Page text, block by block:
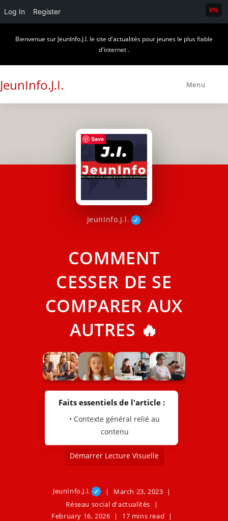
Log In Register
Bienvenue sur JeunInfo.J.I. le site d'actualités pour jeunes le plus fiable
d'internet .
JeunInfo.J.I. Menu
JeunInfo.J.l.
COMMENT
CESSER DE SE
COMPARER AUX
AUTRES 🔥
Faits essentiels de l'article :
• Contexte général relié au
contenu
Démarrer Lecture Visuelle
JeunInfo.J.l.
March 23, 2023
Réseau social d'actualités
February 16, 2026
17 mins read
0%
Save